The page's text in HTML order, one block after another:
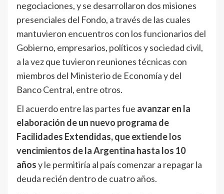
negociaciones, y se desarrollaron dos misiones
presenciales del Fondo, a través de las cuales
mantuvieron encuentros con los funcionarios del
Gobierno, empresarios, políticos y sociedad civil,
a la vez que tuvieron reuniones técnicas con
miembros del Ministerio de Economía y del
Banco Central, entre otros.
El acuerdo entre las partes fue avanzar en la
elaboración de un nuevo programa de
Facilidades Extendidas, que extiende los
vencimientos de la Argentina hasta los 10
añosy le permitiría al país comenzar a repagar la
deuda recién dentro de cuatro años.